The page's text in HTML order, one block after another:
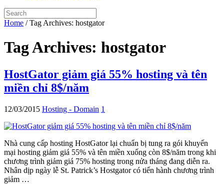
Home / Tag Archives: hostgator
Tag Archives: hostgator
HostGator giảm giá 55% hosting và tên
miền chỉ 8$/năm
12/03/2015 Hosting - Domain 1
Nhà cung cấp hosting HostGator lại chuẩn bị tung ra gói khuyến
mại hosting giảm giá 55% và tên miền xuống còn 8$/năm trong khi
chương trình giảm giá 75% hosting trong nửa tháng đang diễn ra.
Nhân dịp ngày lễ St. Patrick’s Hostgator có tiến hành chương trình
giảm …